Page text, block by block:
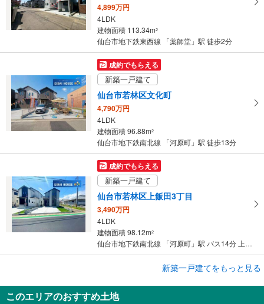
4,899万円
4LDK
建物面積 113.34m2
仙台市地下鉄東西線 「薬師堂」駅 徒歩2分
成約でもらえる
新築一戸建て
仙台市若林区文化町
4,790万円
4LDK
建物面積 96.88m2
仙台市地下鉄南北線 「河原町」駅 徒歩13分
成約でもらえる
新築一戸建て
仙台市若林区上飯田3丁目
3,490万円
4LDK
建物面積 98.12m2
仙台市地下鉄南北線 「河原町」駅 バス14分 上飯田4丁目 バス停下車 徒歩5分
仙台市若林区若林5丁目
新築一戸建てをもっと見る
このエリアのおすすめ土地